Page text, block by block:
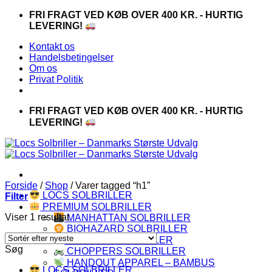
FortsætFRI FRAGT VED KØB OVER 400 KR. - HURTIG
LEVERING!
Kontakt os
Handelsbetingelser
Om os
Privat Politik
FRI FRAGT VED KØB OVER 400 KR. - HURTIG
LEVERING!
LOCS SOLBRILLER
PREMIUM SOLBRILLER
MANHATTAN SOLBRILLER
BIOHAZARD SOLBRILLER
CAPRAIA SOLBRILLER
CHOPPERS SOLBRILLER
HANDOUT APPAREL – BAMBUS
Forside / Shop /Varer tagged “h1”
Filter
Viser 1 resultat
Søg